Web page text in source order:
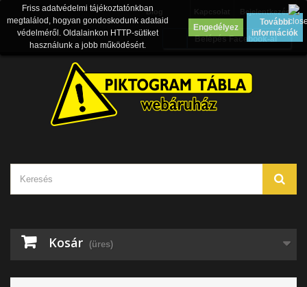
Bejelentkezés
Blog
Belépés Facebook-al
Kosár (üres)
Friss adatvédelmi tájékoztatónkban
megtalálod, hogyan gondoskodunk adataid
védelméről. Oldalainkon HTTP-sütiket
használunk a jobb működésért.
Engedélyez
További
információk